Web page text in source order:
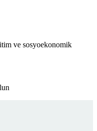
ve sosyoekonomik